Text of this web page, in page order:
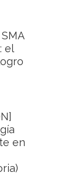
el
en